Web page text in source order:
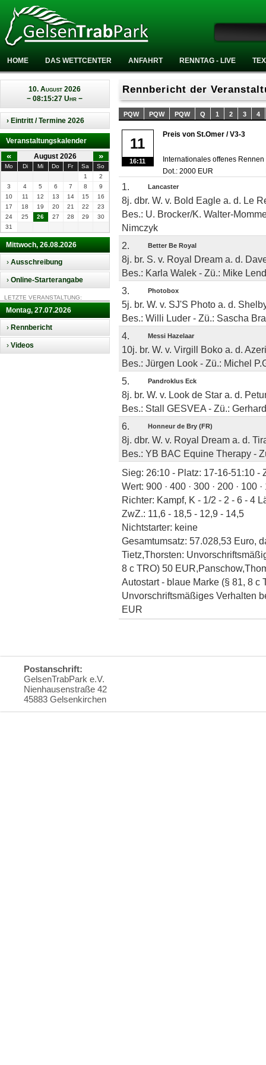
HOME DAS WETTCENTER ANFAHRT RENNTAG - LIVE
10. August 2026
− 08:15:27 Uhr −
› Eintritt / Termine 2026
Veranstaltungskalender
« August 2026 »
Mo Di Mi Do Fr Sa
So
1
2
3
4 5 6 7 8
9
10
11 12 13 14 15
16
17
18 19 20 21 22
23
24
25 26 27 28 29
30
31
Mittwoch, 26.08.2026
› Ausschreibung
› Online-Starterangabe
LETZTE VERANSTALTUNG:
Montag, 27.07.2026
› Rennbericht
› Videos
Rennbericht der
PQW PQW PQW Q 1 2 3 4
11
16:11
Preis von St.Omer / V3-3
Internationales offenes Rennen
Dot.: 2000 EUR
1. Lancaster
8j. dbr. W. v. Bold Eagle a. d. Le
Bes.: U. Brocker/K. Walter-
Nimczyk
2.
Better Be Royal
8j. br. S. v. Royal Dream a. d.
Bes.: Karla Walek - Zü.: Mike
3.
Photobox
5j. br. W. v. SJ'S Photo a. d.
Bes.: Willi Luder - Zü.: Sascha
4.
Messi Hazelaar
10j. br. W. v. Virgill Boko a. d.
Bes.: Jürgen Look - Zü.: Michel
5.
Pandroklus Eck
8j. br. W. v. Look de Star a. d.
Bes.: Stall GESVEA - Zü.:
6.
Honneur de Bry (FR)
8j. dbr. W. v. Royal Dream a. d.
Bes.: YB BAC Equine Therapy -
Sieg: 26:10 - Platz: 17-16-51:10 -
Wert: 900 · 400 · 300 · 200 · 100 ·
Richter: Kampf, K - 1/2 - 2 - 6 - 4
ZwZ.: 11,6 - 18,5 - 12,9 - 14,5
Nichtstarter: keine
Gesamtumsatz: 57.028,53 Euro,
Tietz,Thorsten:
8 c TRO) 50
Autostart - blaue Marke (§ 81, 8 c
Unvorschriftsmäßiges Verhalten
EUR
Postanschrift:
GelsenTrabPark e.V.
Nienhausenstraße 42
45883 Gelsenkirchen